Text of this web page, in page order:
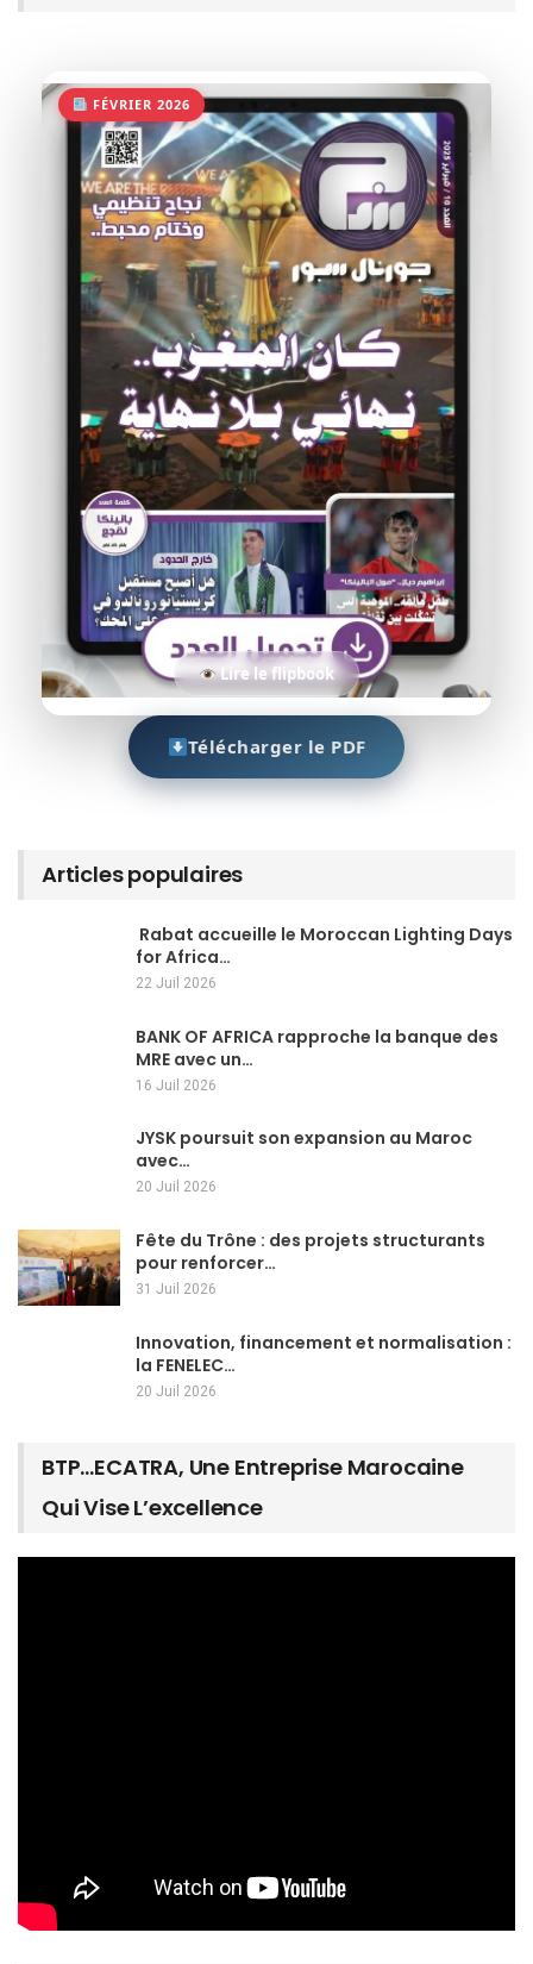
FÉVRIER 2026
Lire le flipbook
Télécharger le PDF
Articles populaires
Rabat accueille le Moroccan Lighting Days
for Africa…
22 Juil 2026
BANK OF AFRICA rapproche la banque des
MRE avec un…
16 Juil 2026
JYSK poursuit son expansion au Maroc
avec…
20 Juil 2026
Fête du Trône : des projets structurants
pour renforcer…
31 Juil 2026
Innovation, financement et normalisation :
la FENELEC…
20 Juil 2026
BTP…ECATRA, Une Entreprise Marocaine
Qui Vise L’excellence